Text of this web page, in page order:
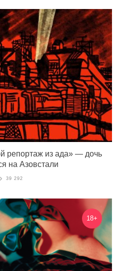
репортаж из ада» — дочь
на Азовстали
39 292
18+